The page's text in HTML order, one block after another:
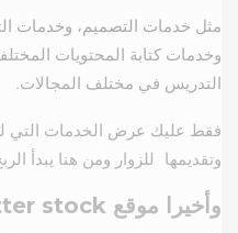
مثل خدمات التصميم، وخدمات
وخدمات كتابة المحتويات
التدريس في مختلف المجالات.
فقط عليك عرض الخدمات التي
وتقديمها للزوار ومن هنا يبدأ
وأخيرا موقع stock